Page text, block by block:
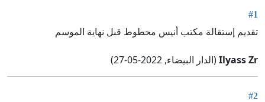
#1
تقديم إستقالة مكتب أنيس محطوط قبل نهاية الموسم
Ilyass Zr(الدار البيضاء, 2022-05-27)
#2